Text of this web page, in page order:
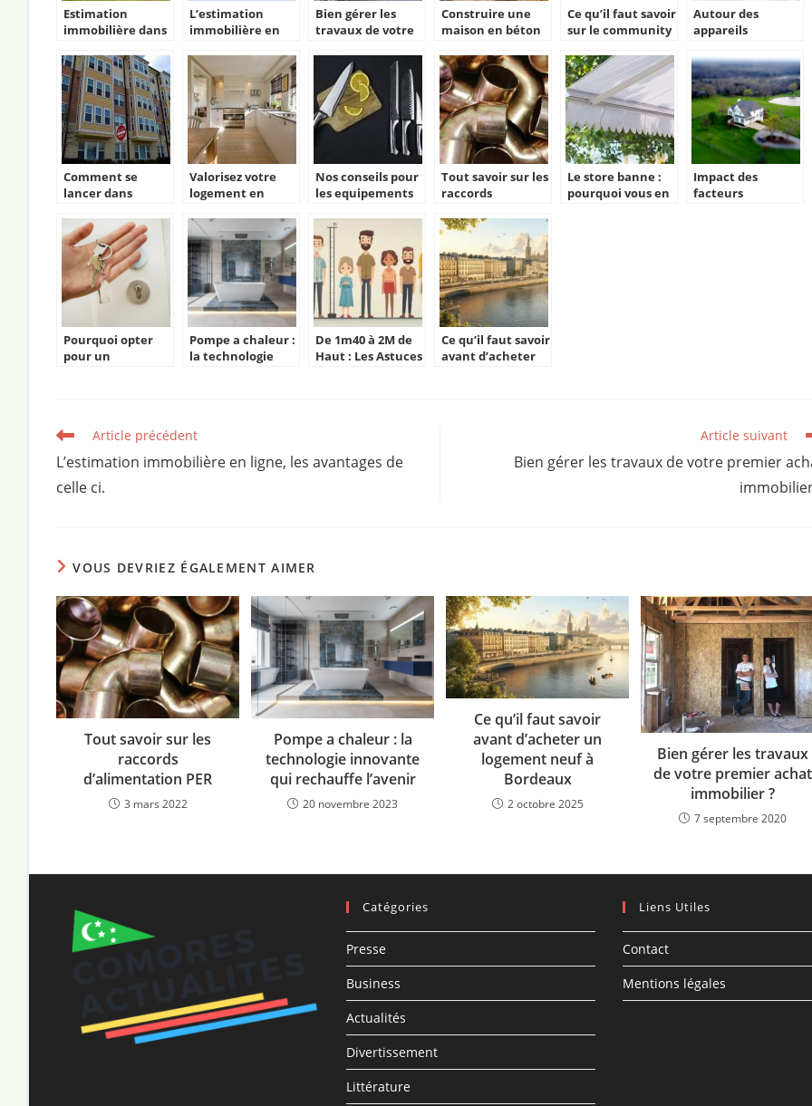
Estimation
immobilière dans
retraite et
litigation
L’estimation
immobilière en
avantages de celle
ci.
Bien gérer les
travaux de votre
immobilier ?
Construire une
maison en béton
Ce qu’il faut savoir
sur le community
immobilier
Autour des
appareils
Comment se
lancer dans
locatif ?
Valorisez votre
logement en
Nos conseils pour
les equipements
la cuisine !
Tout savoir sur les
raccords
PER
Le store banne :
pourquoi vous en
Impact des
facteurs
Pourquoi opter
pour un
Pompe a chaleur :
la technologie
De 1m40 à 2M de
Haut : Les Astuces
Ce qu’il faut savoir
avant d’acheter
Read
articles
Article précédent
L’estimation immobilière en ligne, les avantages de
celle ci.
Article suivant
Bien gérer les travaux de votre premier
VOUS DEVRIEZ ÉGALEMENT AIMER
Tout savoir sur les
raccords
d’alimentation PER
3 mars 2022
Pompe a chaleur : la
technologie innovante
qui rechauffe l’avenir
20 novembre 2023
Ce qu’il faut savoir
avant d’acheter un
logement neuf à
Bordeaux
2 octobre 2025
Bien gérer les travaux
de votre premier achat
immobilier ?
7 septembre 2020
Catégories
Presse
Business
Actualités
Divertissement
Littérature
Liens Utiles
Contact
Mentions légales